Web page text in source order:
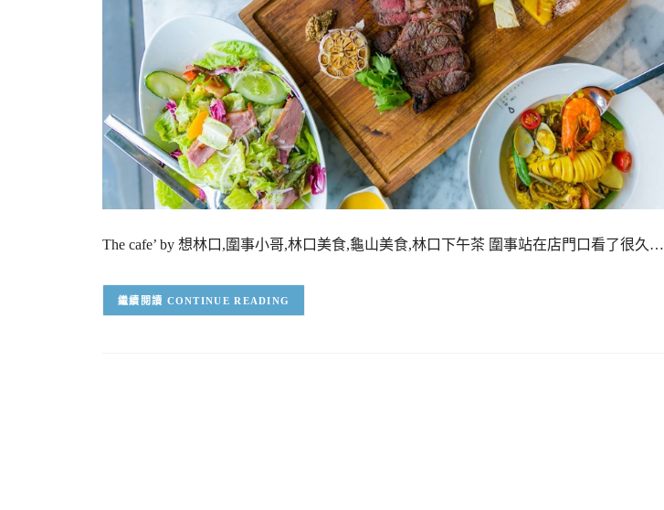
The cafe’ by 想林口,圍事小哥,林口美食,龜山美食,林口下午茶 圍事站在店門口看了很久…
CONTINUE READING